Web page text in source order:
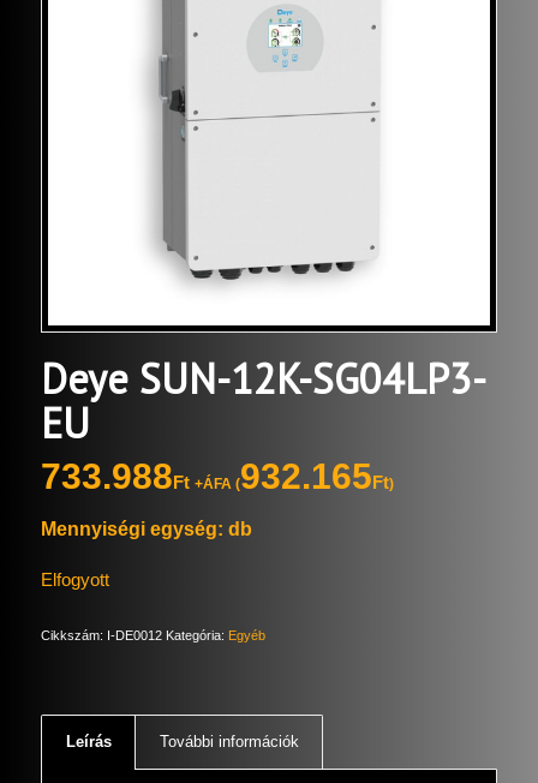
Deye SUN-12K-SG04LP3-
EU
733.988Ft +ÁFA (932.165Ft)
Mennyiségi egység: db
Elfogyott
Cikkszám: I-DE0012 Kategória: Egyéb
Leírás További információk